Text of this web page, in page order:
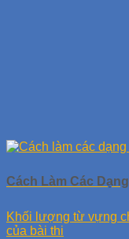
Cách Làm Các
Khối lượng từ vựng
của bài thi